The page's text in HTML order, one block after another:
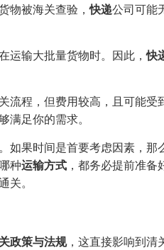
物被海关查验，快递公司可能
运输大批量货物时。因此，快
流程，但费用较高，且可能
足你的需求。
如果时间是首要考虑因素，那
种运输方式 ，都务必提前准
。
政策与法规，这直接影响到清